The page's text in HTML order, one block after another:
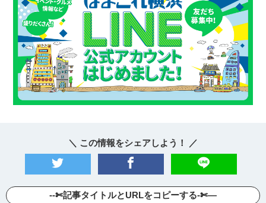
＼ この情報をシェアしよう！ ／
--✄記事タイトルとURLをコピーする-✄—